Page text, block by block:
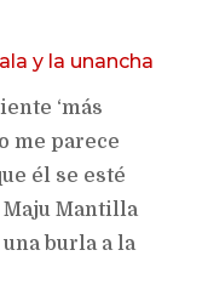
y la unancha
‘más
me parece
él se esté
Maju Mantilla
burla a la